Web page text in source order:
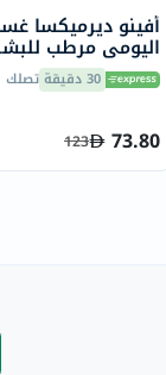
أفينو ديرميكسا
اليومي مرطب
مل 30 دقيقة
73.80
123